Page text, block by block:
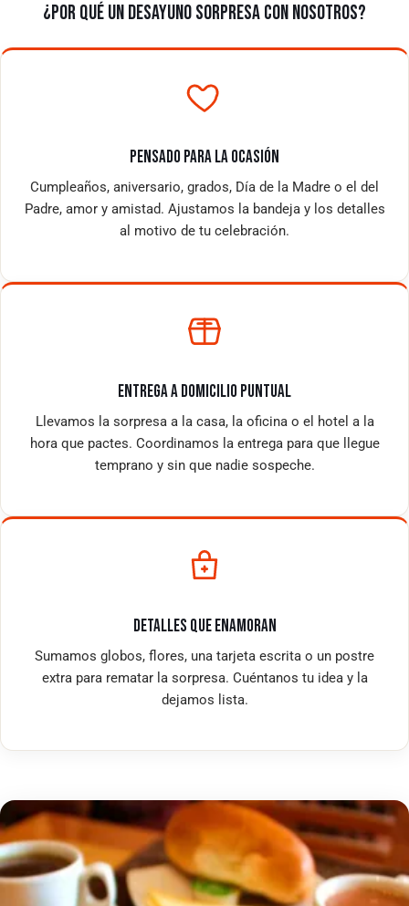
¿POR QUÉ UN DESAYUNO SORPRESA CON NOSOTROS?
PENSADO PARA LA OCASIÓN
Cumpleaños, aniversario, grados, Día de la Madre o el del
Padre, amor y amistad. Ajustamos la bandeja y los detalles
al motivo de tu celebración.
ENTREGA A DOMICILIO PUNTUAL
Llevamos la sorpresa a la casa, la oficina o el hotel a la
hora que pactes. Coordinamos la entrega para que llegue
temprano y sin que nadie sospeche.
DETALLES QUE ENAMORAN
Sumamos globos, flores, una tarjeta escrita o un postre
extra para rematar la sorpresa. Cuéntanos tu idea y la
dejamos lista.